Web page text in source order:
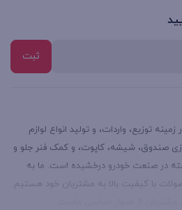
توزیع، واردات، و تولید انواع لوازم
صندوق، شیشه، کاپوت، و کمک فنر جلو و
در صنعت خودرو درخشیده است. ما به
با کیفیت بالا به مشتریان خود هستیم.